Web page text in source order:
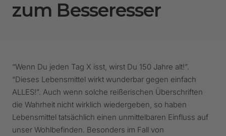
zum Besseresser
“Wenn Du jeden Tag X isst, wirst Du 150 Jahre alt!”.
“Dieses Lebensmittel wirkt wunderbar gegen einfach
ALLES!”. Auch wenn solche reißerischen Überschriften
die Wahrheit nicht wirklich wiedergeben, so haben
Lebensmittel tatsächlich einen unmittelbaren Einfluss auf
unser Wohlbefinden. Besonders im Fall von